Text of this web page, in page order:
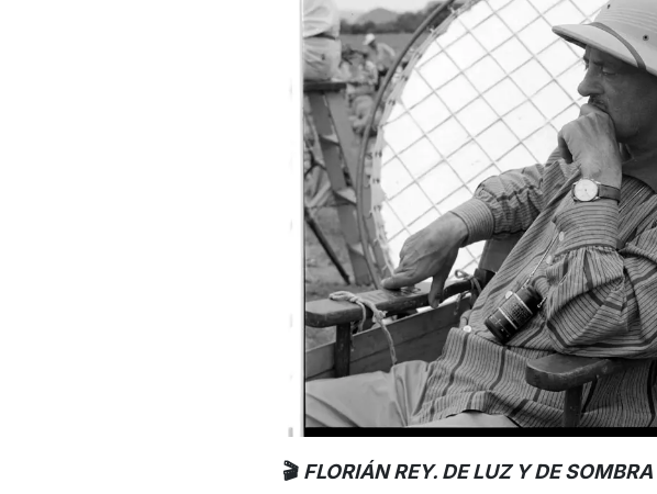
🎬 FLORIÁN REY. DE LUZ Y DE SOMBRA